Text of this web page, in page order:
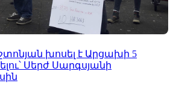
խոսել է Արցախի 5
Սերժ Սարգսյանի